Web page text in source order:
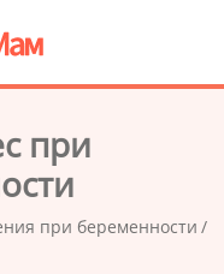
при
при беременности